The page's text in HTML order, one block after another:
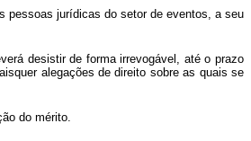
pessoas jurídicas do setor de eventos, a seu
desistir de forma irrevogável, até o prazo
alegações de direito sobre as quais se
do mérito.